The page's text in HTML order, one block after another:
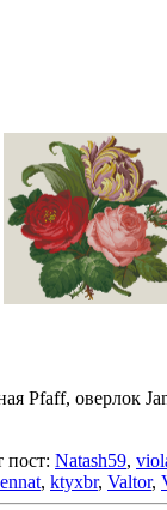
Pfaff, оверлок
пост: Natash59,
, ktyxbr, Valtor,